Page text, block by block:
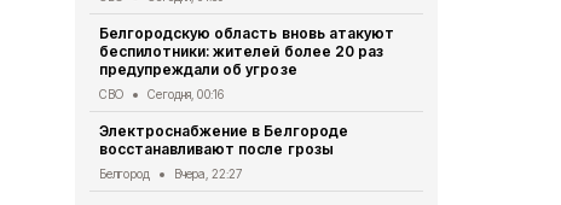
Белгородскую область вновь атакуют
беспилотники: жителей более 20 раз
предупреждали об угрозе
СВО Сегодня, 00:16
Электроснабжение в Белгороде
восстанавливают после грозы
Белгород Вчера, 22:27